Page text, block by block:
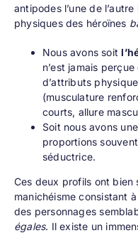
antipodes l’une de
physiques des héroïnes
Nous avons soit
n’est jamais
d’attributs
(musculature
courts, allure
Soit nous avons
proportions
séductrice.
Ces deux profils ont bien
manichéisme consistant
des personnages
égales. Il existe un